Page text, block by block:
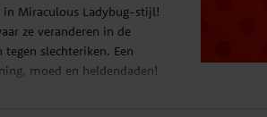
Miraculous Ladybug-stijl!
ze veranderen in de
slechteriken. Een
moed en heldendaden!